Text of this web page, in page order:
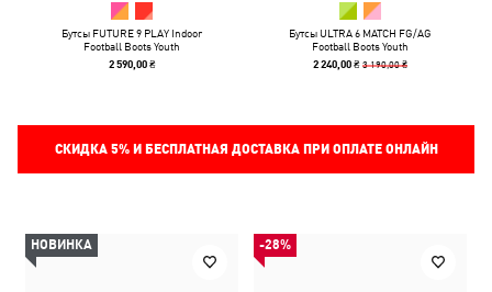
Бутсы FUTURE 9 PLAY Indoor
Football Boots Youth
2 590,00 ₴
Бутсы ULTRA 6 MATCH FG/AG
Football Boots Youth
2 240,00 ₴3 190,00 ₴
СКИДКА 5%И БЕСПЛАТНАЯ ДОСТАВКА ПРИ ОПЛАТЕ ОНЛАЙН
НОВИНКА -28%